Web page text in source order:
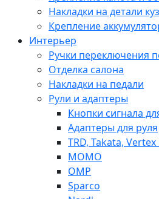
Накладки на детали
Крепление
Интерьер
Ручки переключения
Отделка салона
Накладки на педали
Рули и адаптеры
Кнопки сигнала
Адаптеры для руля
TRD, Takata,
MOMO
OMP
Sparco